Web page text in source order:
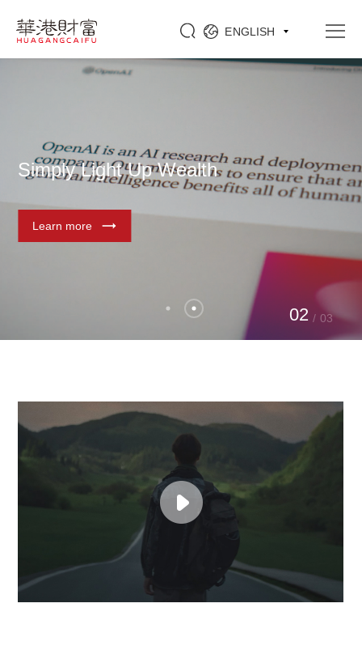
ENGLISH
Simply Light
Learn more
01 / 03